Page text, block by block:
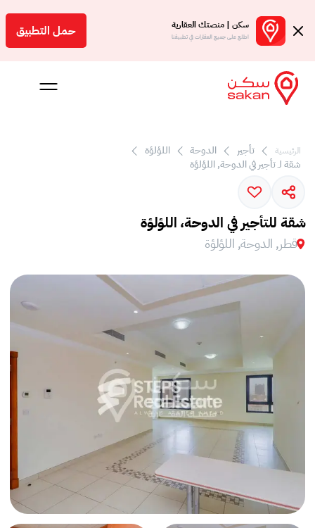
سكن | منصتك العقارية
اطلع على جميع العقارات في تطبيقنا حمل التطبيق
الرئيسية تأجير الدوحة
اللؤلؤة
شقة لـ تأجير في الدوحة, اللؤلؤة
شقة للتأجير في الدوحة، اللؤلؤة
قطر, الدوحة, اللؤلؤة